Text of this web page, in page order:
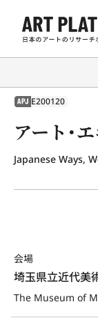
APJ E200120
会場
埼玉県立近代美
The Museum of